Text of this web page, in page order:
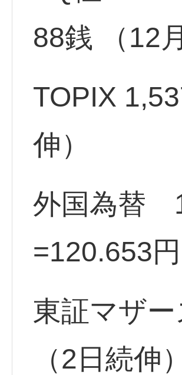
88銭 （12
TOPIX
伸）
外国為替
=120.653円
東証マザ
（2日続伸）